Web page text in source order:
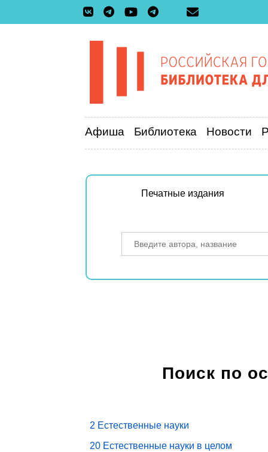
Афиша Библиотека Новости
Печатные издания
Поиск по
2 Естественные науки
20 Естественные науки в целом